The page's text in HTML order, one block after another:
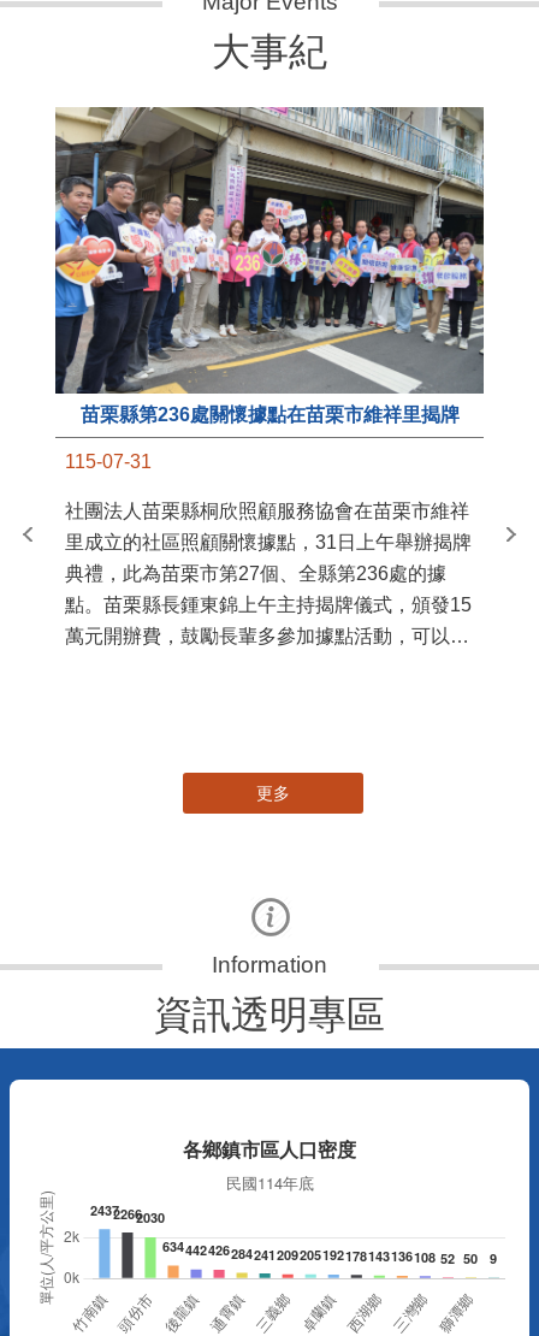
大事紀
苗栗縣第236處關懷據點在苗栗市維祥里揭牌
115-07-31
社團法人苗栗縣桐欣照顧服務協會在苗栗市維祥
里成立的社區照顧關懷據點，31日上午舉辦揭牌
典禮，此為苗栗市第27個、全縣第236處的據
點。苗栗縣長鍾東錦上午主持揭牌儀式，頒發15
萬元開辦費，鼓勵長輩多參加據點活動，可以更
苗
更多
資訊透明專區